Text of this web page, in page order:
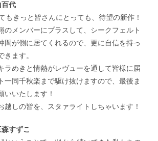
代
もきっと皆さんにとっても、待望の新作！
のメンバーにプラスして、シークフェルト
間が側に居てくれるので、更に自信を持っ
きます。
ラめきと情熱がレヴューを通して皆様に届
一同千秋楽まで駆け抜けますので、最後ま
いいたします！
越しの皆を、スタァライトしちゃいます！
すずこ